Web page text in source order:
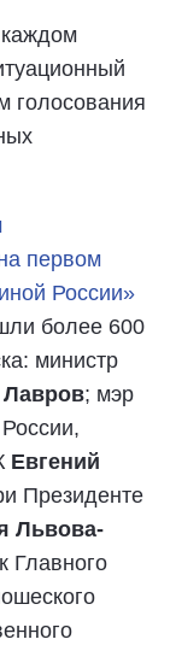
голосования
первом
России»
более 600
министр
Лавров; мэр
Евгений
Президенте
Львова-
Главного